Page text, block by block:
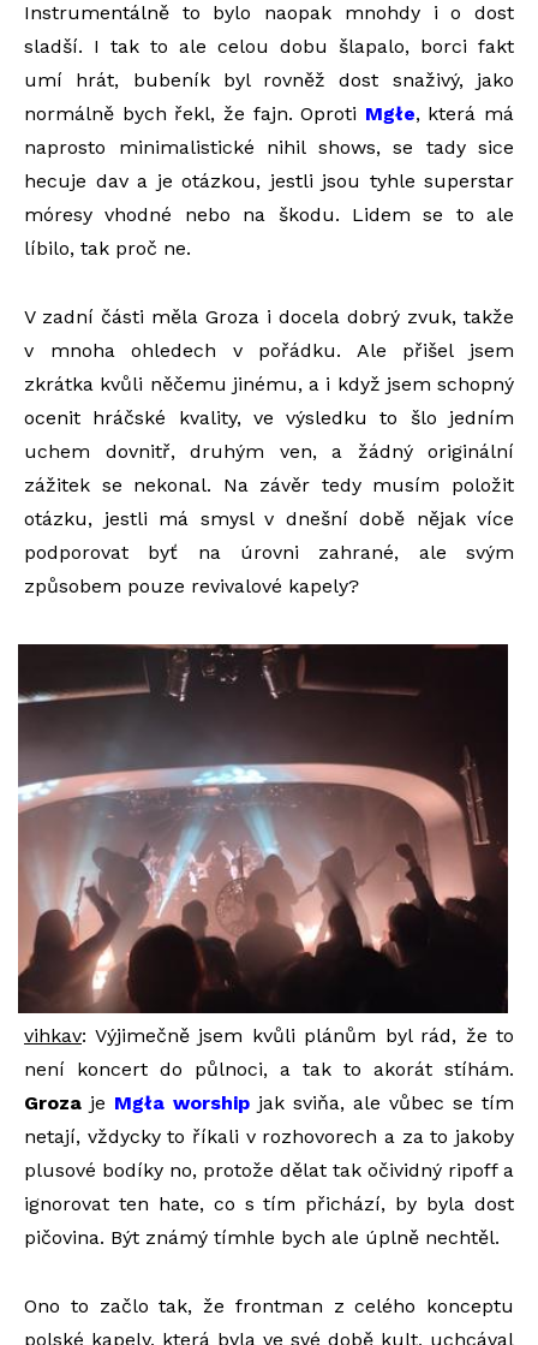
Instrumentálně to bylo naopak mnohdy i o dost
sladší. I tak to ale celou dobu šlapalo, borci fakt
umí hrát, bubeník byl rovněž dost snaživý, jako
normálně bych řekl, že fajn. Oproti Mgłe, která má
naprosto minimalistické nihil shows, se tady sice
hecuje dav a je otázkou, jestli jsou tyhle superstar
móresy vhodné nebo na škodu. Lidem se to ale
líbilo, tak proč ne.
V zadní části měla Groza i docela dobrý zvuk, takže
v mnoha ohledech v pořádku. Ale přišel jsem
zkrátka kvůli něčemu jinému, a i když jsem schopný
ocenit hráčské kvality, ve výsledku to šlo jedním
uchem dovnitř, druhým ven, a žádný originální
zážitek se nekonal. Na závěr tedy musím položit
otázku, jestli má smysl v dnešní době nějak více
podporovat byť na úrovni zahrané, ale svým
způsobem pouze revivalové kapely?
vihkav: Výjimečně jsem kvůli plánům byl rád, že to
není koncert do půlnoci, a tak to akorát stíhám.
Groza je Mgła worship jak sviňa, ale vůbec se tím
netají, vždycky to říkali v rozhovorech a za to jakoby
plusové bodíky no, protože dělat tak očividný ripoff a
ignorovat ten hate, co s tím přichází, by byla dost
pičovina. Být známý tímhle bych ale úplně nechtěl.
Ono to začlo tak, že frontman z celého konceptu
polské kapely, která byla ve své době kult, uchcával